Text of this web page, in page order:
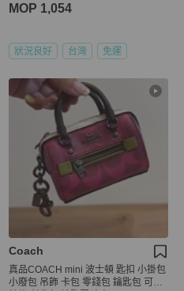
MOP 1,054
狀況良好 台灣 免運
Coach
真品COACH mini 波士頓 匙扣 小掛包
小廢包 吊飾 卡包 零錢包 鑰匙包 可加